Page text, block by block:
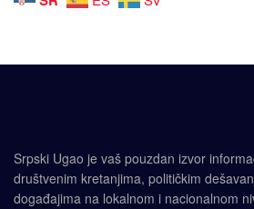
Srpski Ugao je vaš pouzdan izvor
društvenim kretanjima, političkim
događajima na lokalnom i nacionalnom